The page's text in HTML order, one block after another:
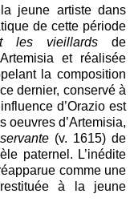
jeune artiste dans
de cette période
les vieillards de
et réalisée
la composition
dernier, conservé à
d’Orazio est
oeuvres d’Artemisia,
(v. 1615) de
paternel. L’inédite
comme une
à la jeune